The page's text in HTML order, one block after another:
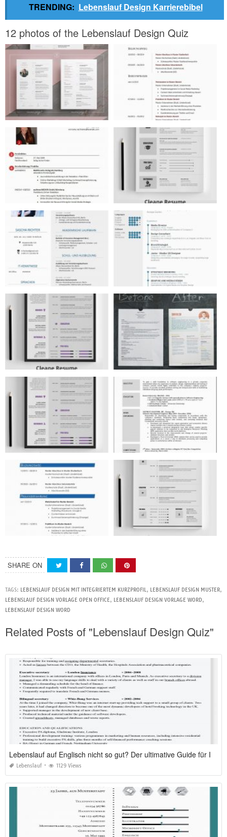
TRENDING: Lebenslauf Design Karrierebibel
12 photos of the Lebenslauf Design Quiz
SHARE ON
TAGS: LEBENSLAUF DESIGN MIT INTEGRIERTEM KURZPROFIL, LEBENSLAUF DESIGN MUSTER,
LEBENSLAUF DESIGN VORLAGE OPEN OFFICE, LEBENSLAUF DESIGN VORLAGE WORD,
LEBENSLAUF DESIGN WORD
Related Posts of "Lebenslauf Design Quiz"
Lebenslauf 1129 Views